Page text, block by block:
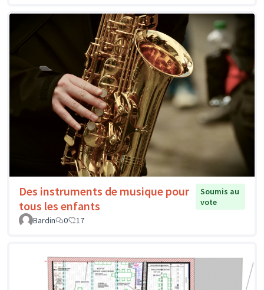
Des instruments de musique pour
tous les enfants
Soumis au
vote
Bardin
0 17